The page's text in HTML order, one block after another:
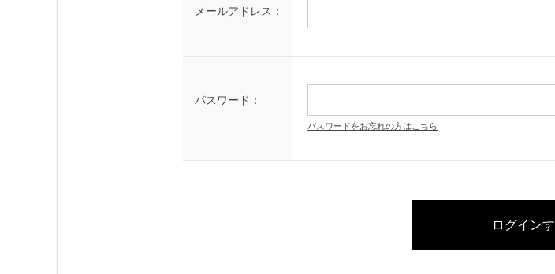
メールアドレス：
パスワード：
パスワードをお忘れの方はこちら